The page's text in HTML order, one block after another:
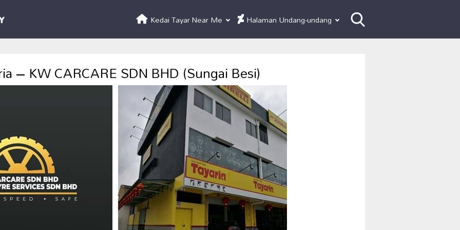
Kedai Tayar Near Me Halaman Undang-undang
– KW CARCARE SDN BHD (Sungai Besi)